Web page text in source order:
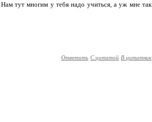
тут многим у тебя надо учиться, а уж мне так
Ответить С цитатой В цитатник